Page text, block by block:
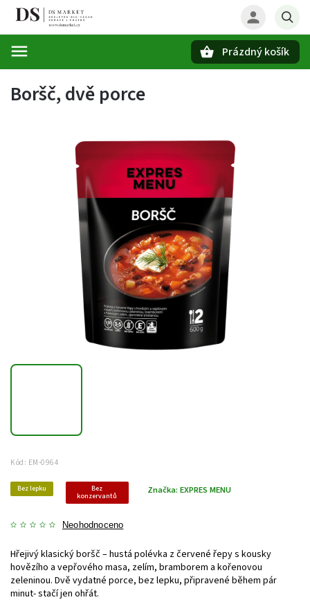
Prázdný košík
Boršč, dvě porce
Kód: EM-0964
Bez lepku Bez
konzervantů
Neohodnoceno
Značka: EXPRES MENU
Hřejivý klasický boršč – hustá polévka z červené řepy s kousky
hovězího a vepřového masa, zelím, bramborem a kořenovou
zeleninou. Dvě vydatné porce, bez lepku, připravené během pár
minut- stačí jen ohřát.